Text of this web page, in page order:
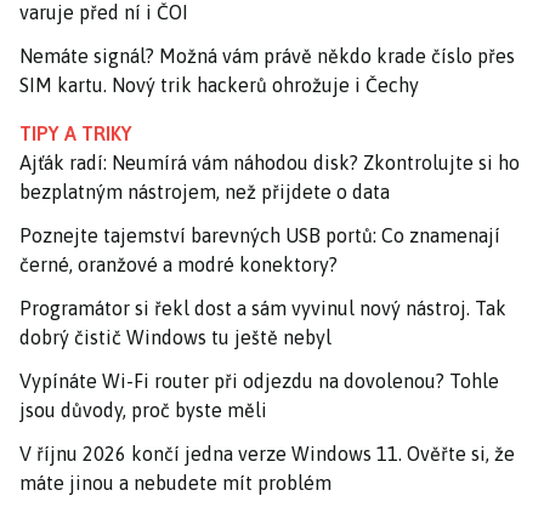
varuje před ní i ČOI
Nemáte signál? Možná vám právě někdo krade číslo přes
SIM kartu. Nový trik hackerů ohrožuje i Čechy
TIPY A TRIKY
Ajťák radí: Neumírá vám náhodou disk? Zkontrolujte si ho
bezplatným nástrojem, než přijdete o data
Poznejte tajemství barevných USB portů: Co znamenají
černé, oranžové a modré konektory?
Programátor si řekl dost a sám vyvinul nový nástroj. Tak
dobrý čistič Windows tu ještě nebyl
Vypínáte Wi-Fi router při odjezdu na dovolenou? Tohle
jsou důvody, proč byste měli
V říjnu 2026 končí jedna verze Windows 11. Ověřte si, že
máte jinou a nebudete mít problém